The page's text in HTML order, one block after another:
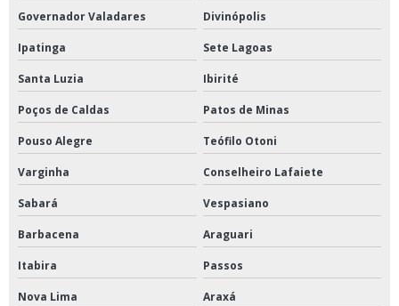
Governador Valadares Divinópolis
Ipatinga Sete Lagoas
Santa Luzia Ibirité
Poços de Caldas Patos de Minas
Pouso Alegre Teófilo Otoni
Varginha Conselheiro Lafaiete
Sabará Vespasiano
Barbacena Araguari
Itabira Passos
Nova Lima Araxá